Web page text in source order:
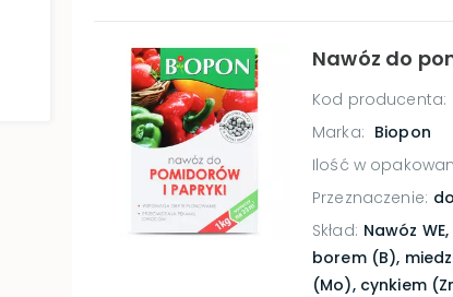
Nawóz do
Kod producenta:
Marka: Biopon
Ilość w
Przeznaczenie:
Skład: Nawóz
borem (B),
(Mo), cynkiem